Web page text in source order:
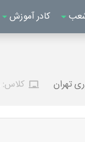
کادر آموزش
تهران کلاس: